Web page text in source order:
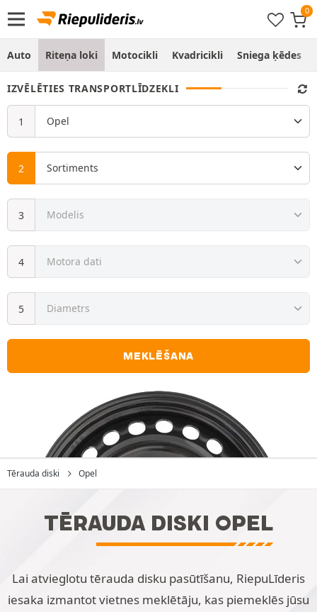
Auto Riteņa loki Motocikli Kvadricikli Sniega ķēdes
IZVĒLĒTIES TRANSPORTLĪDZEKLI
MEKLĒŠANA
Tērauda diski Opel
TĒRAUDA DISKI OPEL
Lai atvieglotu tērauda disku pasūtīšanu, RiepuLīderis
iesaka izmantot vietnes meklētāju, kas piemeklēs jūsu